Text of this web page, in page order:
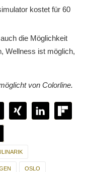
kostet für 60
die Möglichkeit
Wellness ist möglich,
von Colorline.
OSLO